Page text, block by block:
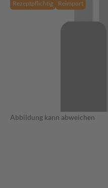
Rezeptpflichtig Reimport
Abbildung kann abweichen